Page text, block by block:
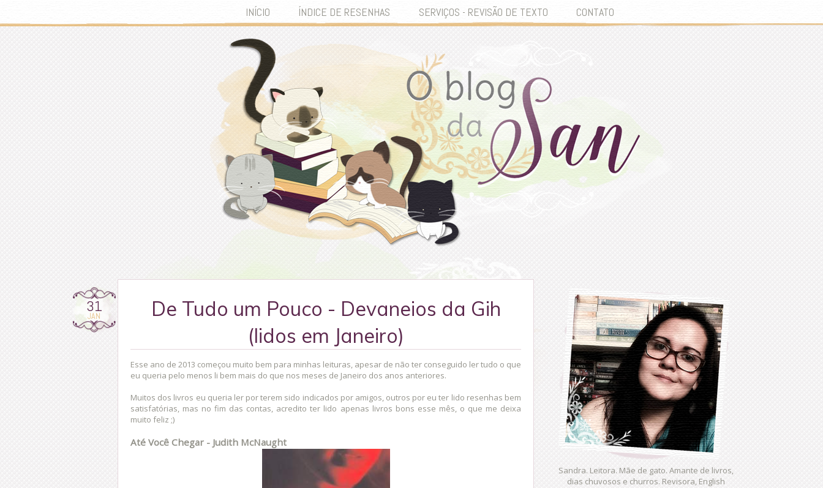
INÍCIO ÍNDICE DE RESENHAS SERVIÇOS - REVISÃO DE TEXTO CONTATO
31
JAN
De Tudo um Pouco - Devaneios da Gih
(lidos em Janeiro)
Esse ano de 2013 começou muito bem para minhas leituras, apesar de não ter conseguido ler tudo o que
eu queria pelo menos li bem mais do que nos meses de Janeiro dos anos anteriores.
Muitos dos livros eu queria ler por terem sido indicados por amigos, outros por eu ter lido resenhas bem
satisfatórias, mas no fim das contas, acredito ter lido apenas livros bons esse mês, o que me deixa
muito feliz ;)
Até Você Chegar - Judith McNaught
Sandra. Leitora. Mãe de gato. Amante de livros,
dias chuvosos e churros. Revisora, English